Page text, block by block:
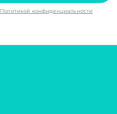
Политикой конфиденциальности